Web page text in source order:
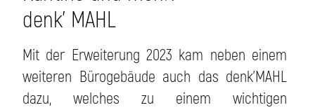
denk' MAHL
Mit der Erweiterung 2023 kam neben einem
weiteren Bürogebäude auch das denk’MAHL
dazu, welches zu einem wichtigen